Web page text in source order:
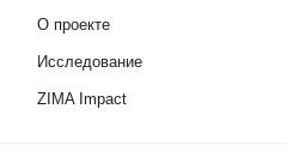
О проекте
Исследование
ZIMA Impact